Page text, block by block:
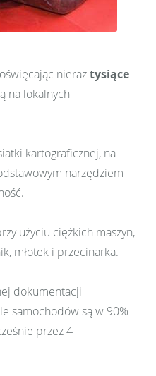
nieraztysiące
na lokalnych
kartograficznej, na
narzędziem
użyciu ciężkich maszyn,
młotek i przecinarka.
dokumentacji
samochodów są w 90%
przez 4